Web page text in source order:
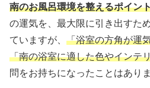
南のお風呂環境を整えるポイン
の運気を、最大限に引き出すた
ていますが、 「浴室の方角が運
「南の浴室に適した色やインテ
問をお持ちになったことはあり